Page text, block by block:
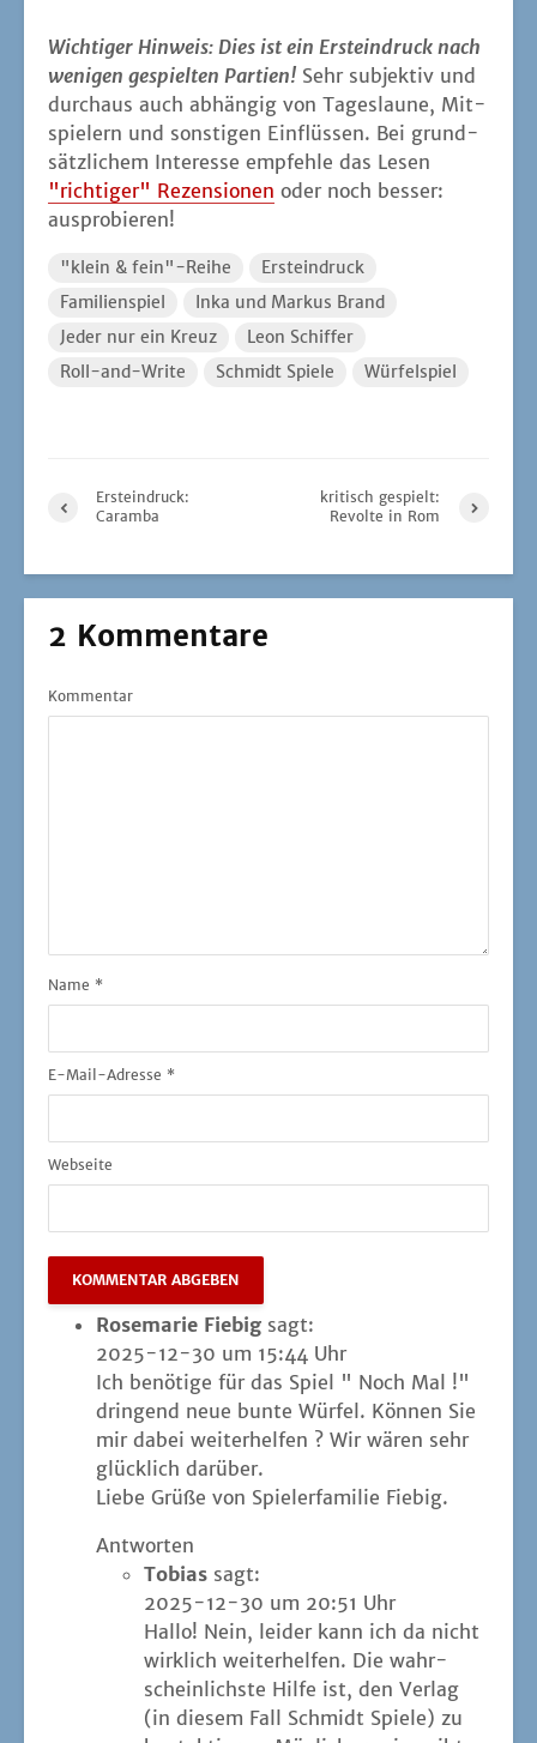
Wich­ti­ger Hin­weis: Dies ist ein Erst­ein­druck nach
weni­gen gespiel­ten Par­tien! Sehr sub­jek­tiv und
durch­aus auch abhän­gig von Tages­lau­ne, Mit­
spie­lern und sons­ti­gen Ein­flüs­sen. Bei grund­
sätz­li­chem Inter­es­se emp­feh­le das Lesen
"rich­ti­ger" Rezen­sio­nen oder noch bes­ser:
ausprobieren!
"klein & fein"-Reihe
Ersteindruck
Familienspiel
Inka und Markus Brand
Jeder nur ein Kreuz
Leon Schiffer
Roll-and-Write
Schmidt Spiele Würfelspiel
Ersteindruck:
Caramba
kritisch gespielt:
Revolte in Rom
2 Kommentare
Kommentar
Name *
E-Mail-Adresse *
Webseite
Rosemarie Fiebig sagt:
2025-12-30 um 15:44 Uhr
Ich benö­ti­ge für das Spiel " Noch Mal !"
drin­gend neue bun­te Wür­fel. Kön­nen Sie
mir dabei wei­ter­hel­fen ? Wir wären sehr
glück­lich darüber.
Lie­be Grü­ße von Spie­ler­fa­mi­lie Fiebig.
Antworten
Tobias sagt:
2025-12-30 um 20:51 Uhr
Hal­lo! Nein, lei­der kann ich da nicht
wirk­lich wei­ter­hel­fen. Die wahr­
schein­lichs­te Hil­fe ist, den Ver­lag
(in die­sem Fall Schmidt Spie­le) zu